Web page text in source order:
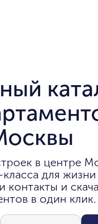
в центре
для жизни
контакты и
в один клик.